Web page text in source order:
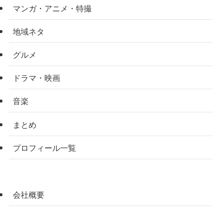
マンガ・アニメ・特撮
地域ネタ
グルメ
ドラマ・映画
音楽
まとめ
プロフィール一覧
会社概要